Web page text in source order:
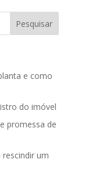
e como
do imóvel
promessa de
um